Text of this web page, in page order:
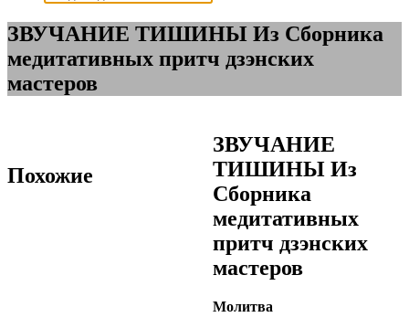
ЗВУЧАНИЕ ТИШИНЫ Из Сборника
медитативных притч дзэнских
мастеров
ЗВУЧАНИЕ
ТИШИНЫ Из
Сборника
медитативных
притч дзэнских
мастеров
Молитва
Похожие